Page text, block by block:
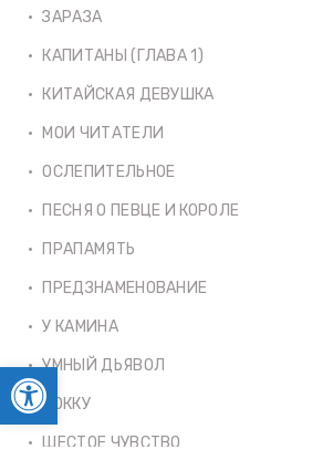
Открыть панель инструментов
ЗАРАЗА
КАПИТАНЫ (ГЛАВА 1)
КИТАЙСКАЯ ДЕВУШКА
МОИ ЧИТАТЕЛИ
ОСЛЕПИТЕЛЬНОЕ
ПЕСНЯ О ПЕВЦЕ И КОРОЛЕ
ПРАПАМЯТЬ
ПРЕДЗНАМЕНОВАНИЕ
У КАМИНА
УМНЫЙ ДЬЯВОЛ
ХОККУ
ШЕСТОЕ ЧУВСТВО